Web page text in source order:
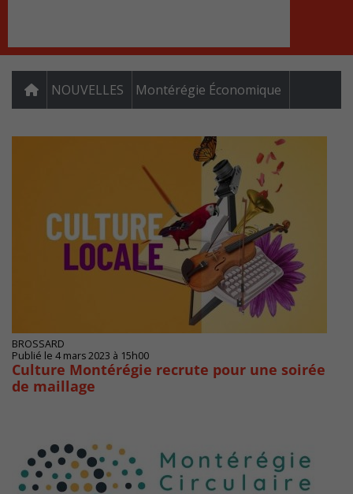
NOUVELLES Montérégie Économique
BROSSARD
Publié le 4 mars 2023 à 15h00
Culture Montérégie recrute pour une soirée
de maillage